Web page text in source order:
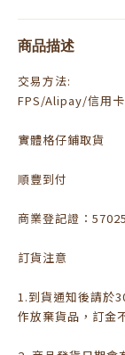
商品描述
交易方法:
FPS/Alipay/信用
實體格仔鋪取貨
順豐到付
商業登記證：
訂貨注意
1.到貨通知後請於
作放棄貨品，訂金